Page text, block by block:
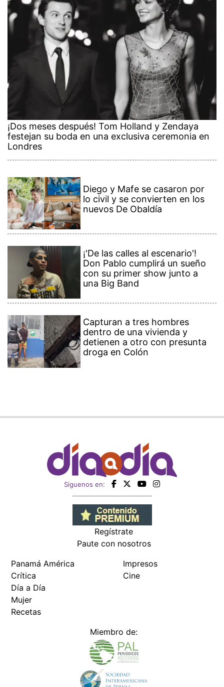
¡Dos meses después! Tom Holland y Zendaya
festejan su boda en una exclusiva ceremonia en
Londres
Diego y Mafe se casaron por
lo civil y se convierten en los
nuevos De Obaldía
¡'De las calles al escenario'!
Don Pablo cumplirá un sueño
con su primer show junto a
una Big Band
Capturan a tres hombres
dentro de una vivienda y
detienen a otro con presunta
droga en Colón
Siguenos en:
Regístrate
Paute con nosotros
Panamá América
Crítica
Día a Día
Mujer
Recetas
Impresos
Cine
Miembro de: